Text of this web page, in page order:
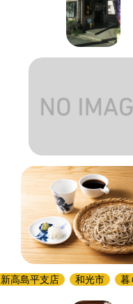
新高島平支店 和光市 暮